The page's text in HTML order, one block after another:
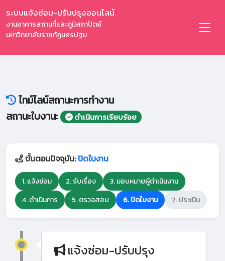
ระบบแจ้งซ่อม-ปรับปรุงออนไลน์
งานอาคารสถานที่และภูมิสถาปัตย์
มหาวิทยาลัยราชภัฏนครปฐม
ไทม์ไลน์สถานะการทำงาน
สถานะใบงาน:
ดำเนินการเรียบร้อย
ขั้นตอนปัจจุบัน:ปิดใบงาน
1. แจ้งซ่อม 2. รับเรื่อง
3. มอบหมายผู้ดำเนินงาน
4. ดำเนินการ
5. ตรวจสอบ 6. ปิดใบงาน 7. ประเมิน
แจ้งซ่อม-ปรับปรุง